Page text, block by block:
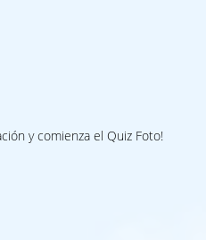
y comienza el Quiz Foto!